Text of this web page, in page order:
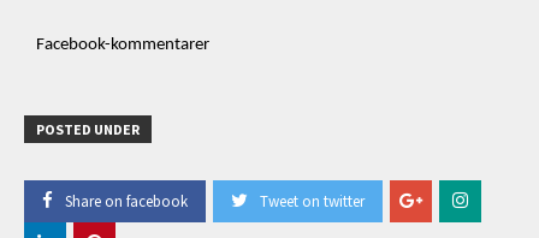
Facebook-kommentarer
POSTED UNDER
Share on facebook Tweet on twitter